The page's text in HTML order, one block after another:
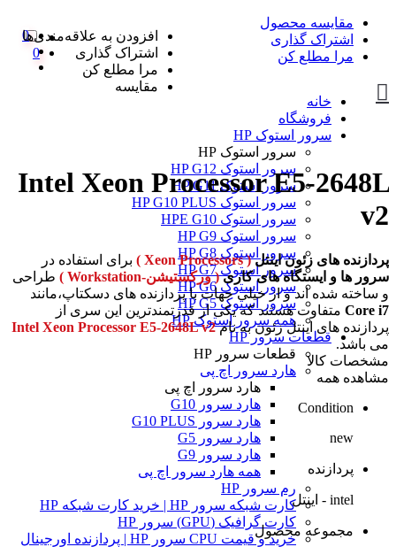
مقایسه محصول
اشتراک گذاری
مرا مطلع کن
0
0
خانه
فروشگاه
سرور استوک HP
سرور استوک HP
سرور استوک HP G12
سرور استوک HP G11
سرور استوک HP G10 PLUS
سرور استوک HPE G10
سرور استوک HP G9
سرور استوک HP G8
سرور استوک HP G7
سرور استوک HP G6
سرور استوک HP G5
همه سرور استوک HP
قطعات سرور HP
قطعات سرور HP
هارد سرور اچ پی
هارد سرور اچ پی
هارد سرور G10
هارد سرور G10 PLUS
هارد سرور G5
هارد سرور G9
همه هارد سرور اچ پی
رم سرور HP
کارت شبکه سرور HP | خرید کارت شبکه HP
کارت گرافیک (GPU) سرور HP
خرید و قیمت CPU سرور HP | پردازنده اورجینال
افزودن به علاقه‌مندی‌ها
اشتراک گذاری
مرا مطلع کن
مقایسه
Intel Xeon Processor E5-2648L
v2
پردازنده های زئون اینتل( Xeon Processors )
برای استفاده در
سرور ها و ایستگاه های کاری( ورکستیشن-Workstation )
طراحی
و ساخته شده اند و از خیلی جهات با پردازنده های دسکتاپ،مانند
Core i7 متفاوت هستند که یکی از قدرتمندترین این سری از
پردازنده های اینتل زئون به نامIntel Xeon Processor E5-2648L v2
می باشد.
مشخصات کالا
مشاهده همه
Condition
new
پردازنده
intel - اینتل
مجموعه محصول